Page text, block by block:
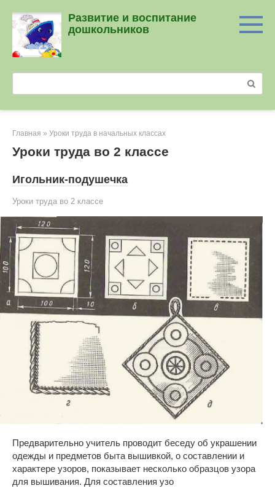
контенту
Развитие и воспитание
дошкольников
Главная » Уроки труда в начальных классах
Уроки труда во 2 классе
Игольник-подушечка
Уроки труда во 2 классе
Предварительно учитель проводит беседу об украшении
одежды и предметов быта вышивкой, о составлении и
характере узоров, показывает несколько образцов узора
для вышивания. Для составления узо